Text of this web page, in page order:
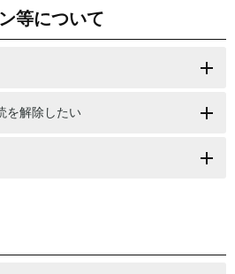
等について
を解除したい